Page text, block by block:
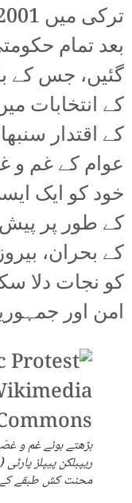
بعد تمام
کے انتخابات
کے اقتدار
عوام کے غم و
خود کو ایک
کے طور پر
کے بحران،
کو نجات دلا
امن اور
بڑھتے ہوئے غم و
ریپبلکن پیپلز
محنت کش طبقے کے